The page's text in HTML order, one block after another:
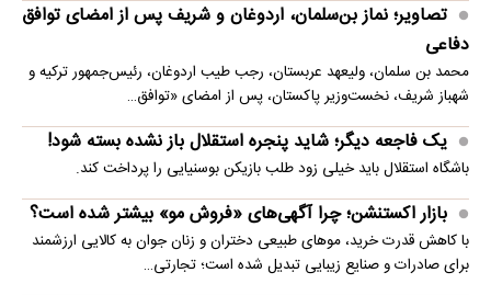
تصاویر؛ نماز بن‌سلمان، اردوغان و شریف پس از امضای توافق
دفاعی
محمد بن سلمان، ولیعهد عربستان، رجب طیب اردوغان، رئیس‌جمهور ترکیه و
شهباز شریف، نخست‌وزیر پاکستان، پس از امضای «توافق…
یک فاجعه دیگر؛ شاید پنجره استقلال باز نشده بسته شود!
باشگاه استقلال باید خیلی زود طلب بازیکن بوسنیایی را پرداخت کند.
بازار اکستنشن؛ چرا آگهی‌های «فروش مو» بیشتر شده است؟
با کاهش قدرت خرید، موهای طبیعی دختران و زنان جوان به کالایی ارزشمند
برای صادرات و صنایع زیبایی تبدیل شده است؛ تجارتی…